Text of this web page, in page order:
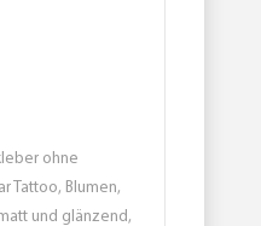
ohne
Tattoo, Blumen,
und glänzend,